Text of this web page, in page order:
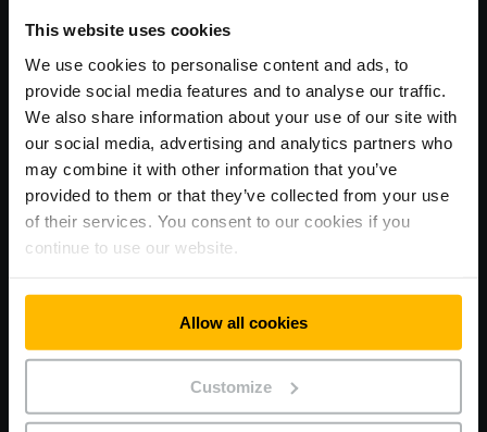
This website uses cookies
We use cookies to personalise content and ads, to
provide social media features and to analyse our traffic.
We also share information about your use of our site with
our social media, advertising and analytics partners who
may combine it with other information that you’ve
provided to them or that they’ve collected from your use
of their services. You consent to our cookies if you
continue to use our website.
Allow all cookies
Customize
Langetermijnverhoging van efficiëntie en
werkproductiviteit in handling.
Implementatie van afdelingsoverschrijdende
automatisering voor geselecteerde logistieke
activiteiten.
Stroomlijnen van processen om kosten en middelen te
Groeiende eisen aan laadruimen als gevolg van de groei
Oplossingen